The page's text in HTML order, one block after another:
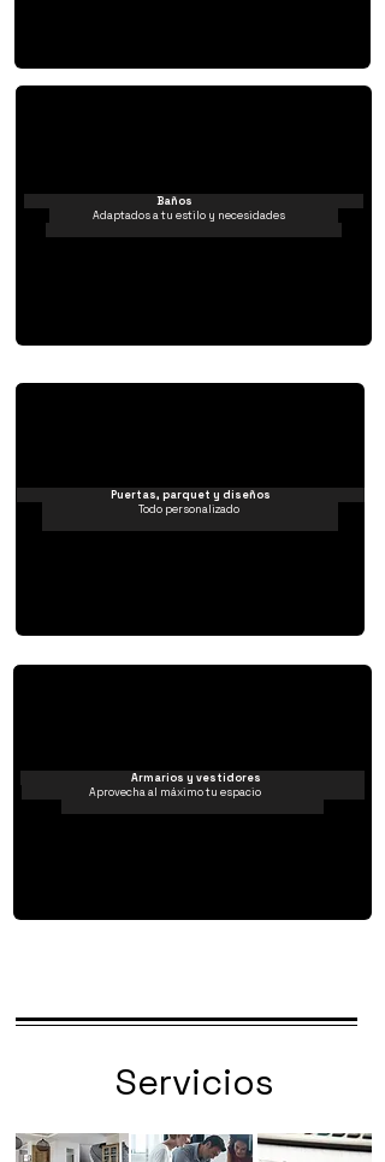
Baños
Adaptados a tu estilo y necesidades
Puertas, parquet y diseños
Todo personalizado
Armarios y vestidores
Aprovecha al máximo tu espacio
Servicios